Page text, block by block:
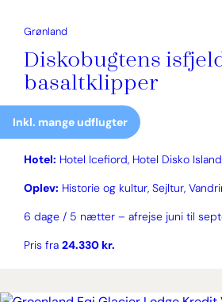
Grønland
Diskobugtens
basaltklipper
Inkl. mange udflugter
Hotel: Hotel Icefiord, Hotel Disko Island
Oplev: Historie og kultur, Sejltur,
6 dage / 5 nætter – afrejse juni til
Pris fra 24.330 kr.